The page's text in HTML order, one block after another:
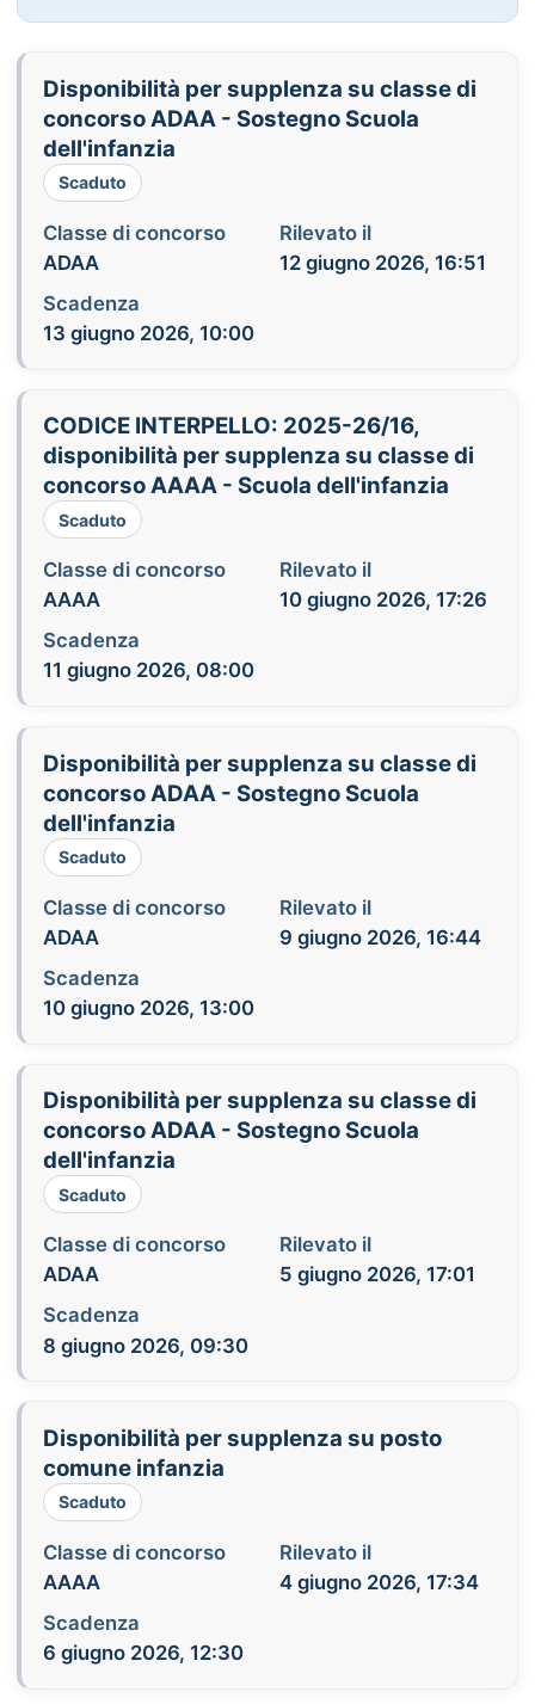
Disponibilità per supplenza su classe di
concorso ADAA - Sostegno Scuola
dell'infanzia
Scaduto
Classe di concorso
ADAA
Rilevato il
12 giugno 2026, 16:51
Scadenza
13 giugno 2026, 10:00
CODICE INTERPELLO: 2025-26/16,
disponibilità per supplenza su classe di
concorso AAAA - Scuola dell'infanzia
Scaduto
Classe di concorso
AAAA
Rilevato il
10 giugno 2026, 17:26
Scadenza
11 giugno 2026, 08:00
Disponibilità per supplenza su classe di
concorso ADAA - Sostegno Scuola
dell'infanzia
Scaduto
Classe di concorso
ADAA
Rilevato il
9 giugno 2026, 16:44
Scadenza
10 giugno 2026, 13:00
Disponibilità per supplenza su classe di
concorso ADAA - Sostegno Scuola
dell'infanzia
Scaduto
Classe di concorso
ADAA
Rilevato il
5 giugno 2026, 17:01
Scadenza
8 giugno 2026, 09:30
Disponibilità per supplenza su posto
comune infanzia
Scaduto
Classe di concorso
AAAA
Rilevato il
4 giugno 2026, 17:34
Scadenza
6 giugno 2026, 12:30